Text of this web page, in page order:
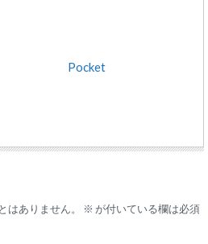
Pocket
はありません。 ※ が付いている欄は必須